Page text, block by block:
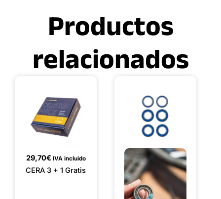
Productos
relacionados
29,70€ IVA incluido
CERA 3 + 1 Gratis